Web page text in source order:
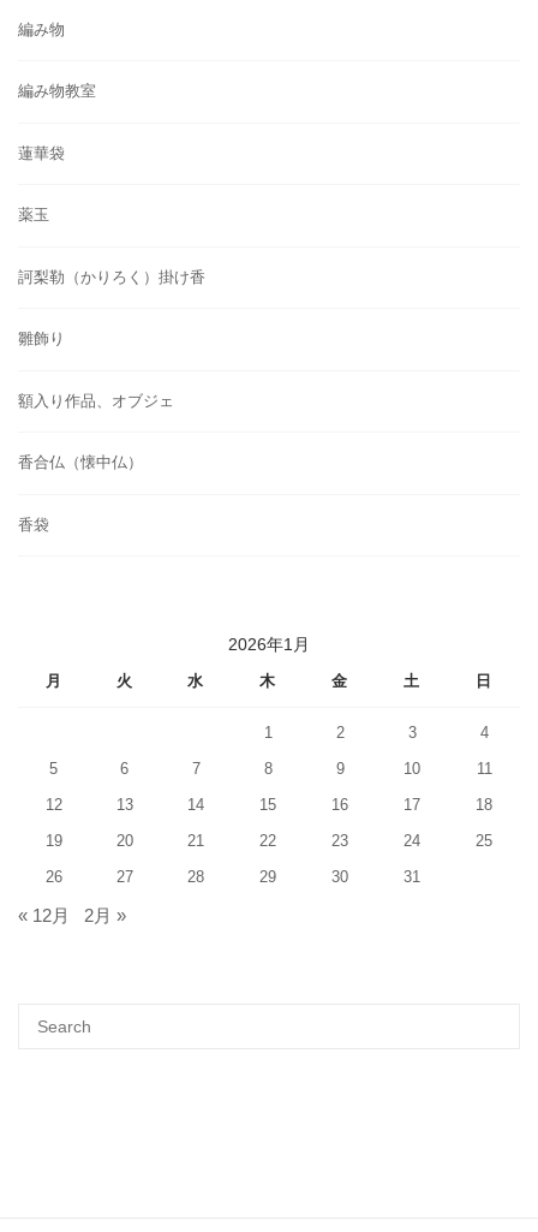
編み物
編み物教室
蓮華袋
薬玉
訶梨勒（かりろく）掛け香
雛飾り
額入り作品、オブジェ
香合仏（懐中仏）
香袋
2026年1月
月 火 水 木 金 土 日
1 2 3
4
5
6 7 8 9 10
11
12
13 14 15 16 17
18
19
20 21 22 23 24
25
26
27 28 29 30 31
« 12月 2月 »